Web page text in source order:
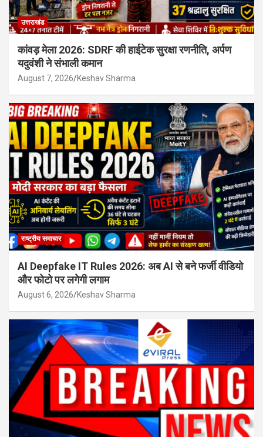
उत्तराखंड
कांवड़ मेला 2026: SDRF की हाईटेक सुरक्षा रणनीति, अर्पण
यदुवंशी ने संभाली कमान
August 7, 2026 Keshav Sharma
राष्ट्रीय समाचार
AI Deepfake IT Rules 2026: अब AI से बने फर्जी वीडियो
और फोटो पर लगेगी लगाम
August 6, 2026 Keshav Sharma